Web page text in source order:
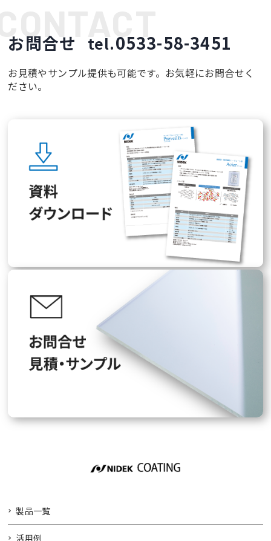
お問合せ tel.0533-58-3451
お見積やサンプル提供も可能です。お気軽にお問合せく
ださい。
製品一覧
活用例